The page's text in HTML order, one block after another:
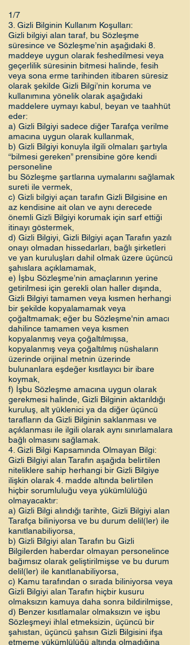
1/7
3. Gizli Bilginin Kullanım Koşulları:
Gizli bilgiyi alan taraf, bu Sözleşme
süresince ve Sözleşme’nin aşağıdaki 8.
maddeye uygun olarak feshedilmesi veya
geçerlilik süresinin bitmesi halinde, fesih
veya sona erme tarihinden itibaren süresiz
olarak şekilde Gizli Bilgi’nin koruma ve
kullanımına yönelik olarak aşağıdaki
maddelere uymayı kabul, beyan ve taahhüt
eder:
a) Gizli Bilgiyi sadece diğer Tarafça verilme
amacına uygun olarak kullanmak,
b) Gizli Bilgiyi konuyla ilgili olmaları şartıyla
“bilmesi gereken” prensibine göre kendi
personeline
bu Sözleşme şartlarına uymalarını sağlamak
sureti ile vermek,
c) Gizli bilgiyi açan tarafın Gizli Bilgisine en
az kendisine ait olan ve aynı derecede
önemli Gizli Bilgiyi korumak için sarf ettiği
itinayı göstermek,
d) Gizli Bilgiyi, Gizli Bilgiyi açan Tarafın yazılı
onayı olmadan hissedarları, bağlı şirketleri
ve yan kuruluşları dahil olmak üzere üçüncü
şahıslara açıklamamak,
e) İşbu Sözleşme’nin amaçlarının yerine
getirilmesi için gerekli olan haller dışında,
Gizli Bilgiyi tamamen veya kısmen herhangi
bir şekilde kopyalamamak veya
çoğaltmamak; eğer bu Sözleşme'nin amacı
dahilince tamamen veya kısmen
kopyalanmış veya çoğaltılmışsa,
kopyalanmış veya çoğaltılmış nüshaların
üzerinde orijinal metnin üzerinde
bulunanlara eşdeğer kısıtlayıcı bir ibare
koymak,
f) İşbu Sözleşme amacına uygun olarak
gerekmesi halinde, Gizli Bilginin aktarıldığı
kuruluş, alt yüklenici ya da diğer üçüncü
tarafların da Gizli Bilginin saklanması ve
açıklanması ile ilgili olarak aynı sınırlamalara
bağlı olmasını sağlamak.
4. Gizli Bilgi Kapsamında Olmayan Bilgi:
Gizli Bilgiyi alan Tarafın aşağıda belirtilen
niteliklere sahip herhangi bir Gizli Bilgiye
ilişkin olarak 4. madde altında belirtilen
hiçbir sorumluluğu veya yükümlülüğü
olmayacaktır:
a) Gizli Bilgi alındığı tarihte, Gizli Bilgiyi alan
Tarafça biliniyorsa ve bu durum delil(ler) ile
kanıtlanabiliyorsa,
b) Gizli Bilgiyi alan Tarafın bu Gizli
Bilgilerden haberdar olmayan personelince
bağımsız olarak geliştirilmişse ve bu durum
delil(ler) ile kanıtlanabiliyorsa,
c) Kamu tarafından o sırada biliniyorsa veya
Gizli Bilgiyi alan Tarafın hiçbir kusuru
olmaksızın kamuya daha sonra bildirilmişse,
d) Benzer kısıtlamalar olmaksızın ve işbu
Sözleşmeyi ihlal etmeksizin, üçüncü bir
şahıstan, üçüncü şahsın Gizli Bilgisini ifşa
etmeme yükümlülüğü altında olmadığına